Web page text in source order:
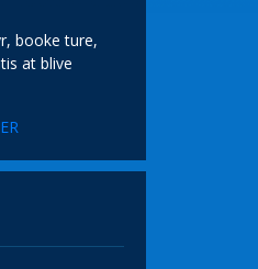
booke ture,
at blive